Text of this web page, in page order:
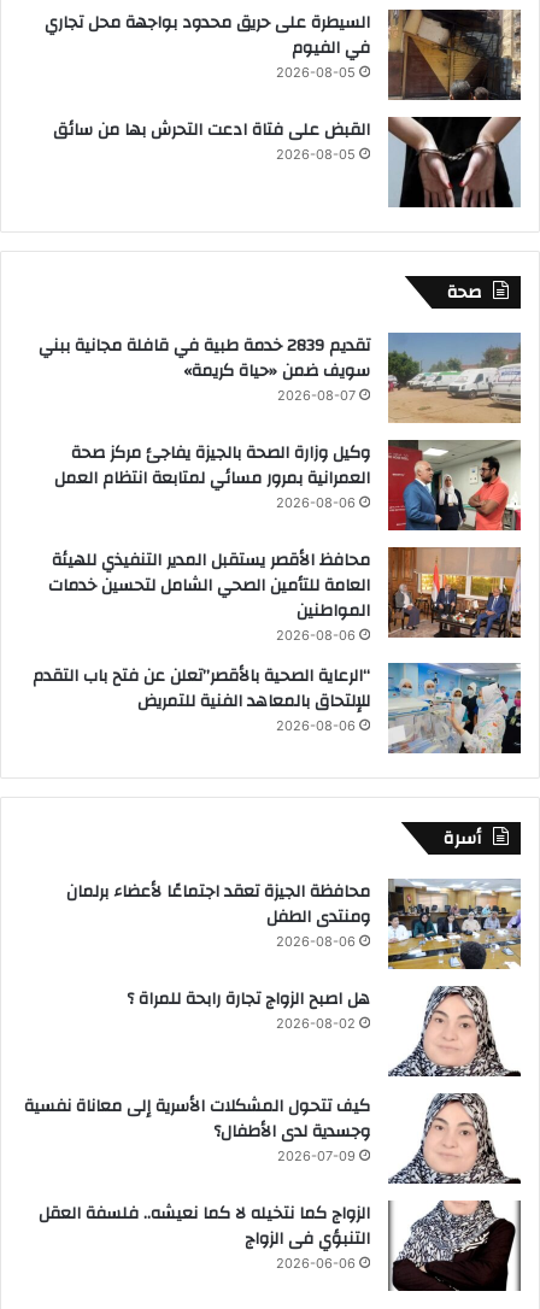
السيطرة على حريق محدود بواجهة محل تجاري
في الفيوم
2026-08-05
القبض على فتاة ادعت التحرش بها من سائق
2026-08-05
صحة
تقديم 2839 خدمة طبية في قافلة مجانية ببني
سويف ضمن «حياة كريمة»
2026-08-07
وكيل وزارة الصحة بالجيزة يفاجئ مركز صحة
العمرانية بمرور مسائي لمتابعة انتظام العمل
2026-08-06
محافظ الأقصر يستقبل المدير التنفيذي للهيئة
العامة للتأمين الصحي الشامل لتحسين خدمات
المواطنين
2026-08-06
“الرعاية الصحية بالأقصر”تعلن عن فتح باب التقدم
للإلتحاق بالمعاهد الفنية للتمريض
2026-08-06
أسرة
محافظة الجيزة تعقد اجتماعًا لأعضاء برلمان
ومنتدى الطفل
2026-08-06
هل اصبح الزواج تجارة رابحة للمراة ؟
2026-08-02
كيف تتحول المشكلات الأسرية إلى معاناة نفسية
وجسدية لدى الأطفال؟
2026-07-09
الزواج كما نتخيله لا كما نعيشه.. فلسفة العقل
التنبؤي فى الزواج
2026-06-06